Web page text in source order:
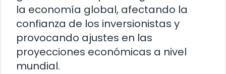
la economía global, afectando la
confianza de los inversionistas y
provocando ajustes en las
proyecciones económicas a nivel
mundial.